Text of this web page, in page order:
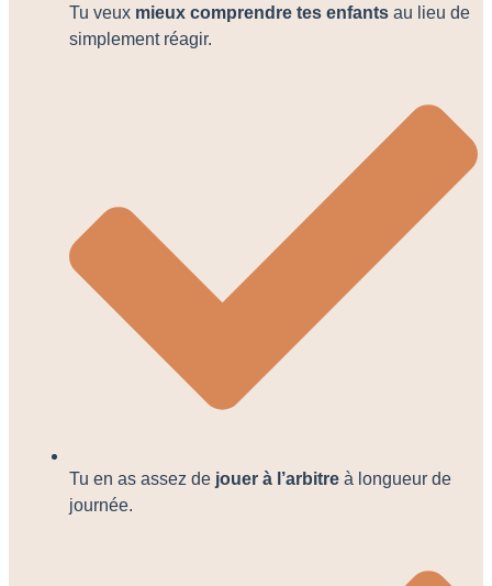
Tu veux mieux comprendre tes enfants au lieu de
simplement réagir.
Tu en as assez de jouer à l’arbitre à longueur de
journée.